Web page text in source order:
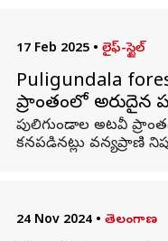
17 Feb 2025 • లైఫ్-స్టైల్
Puligundala
ప్రాంతంలో అరుదైన
పులిగుండాల అటవీ
కనపడినట్లు వన్యప్రాణి
24 Nov 2024 • తెలంగాణ